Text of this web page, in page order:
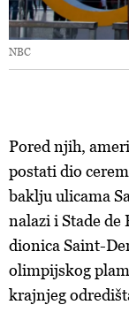
NBC
Pored njih,
postati dio
baklju ulicama
nalazi i Stade de
dionica Saint-
olimpijskog
krajnjeg